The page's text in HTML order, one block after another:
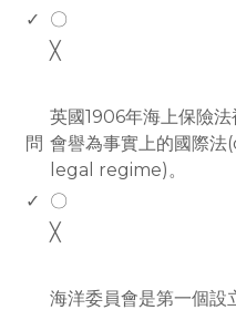
✓
〇
╳
問
英國1906年海上保險
會譽為事實上的國際
legal regime)。
✓
〇
╳
海洋委員會是第一個設